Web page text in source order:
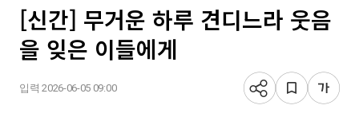
[신간] 무거운 하루 견디느라 웃음
을 잊은 이들에게
입력 2026-06-05 09:00